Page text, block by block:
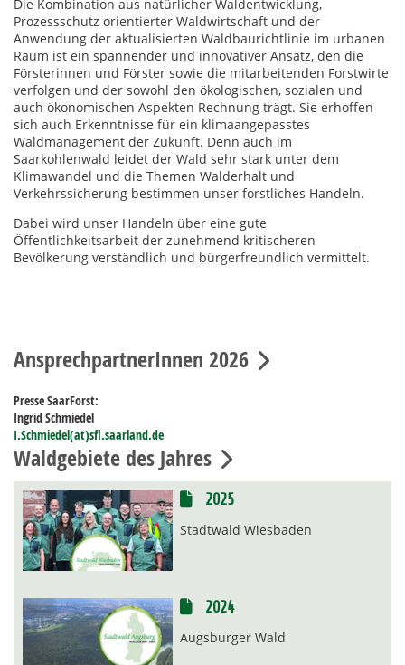
Die Kombination aus natürlicher Waldentwicklung,
Prozessschutz orientierter Waldwirtschaft und der
Anwendung der aktualisierten Waldbaurichtlinie im urbanen
Raum ist ein spannender und innovativer Ansatz, den die
Försterinnen und Förster sowie die mitarbeitenden Forstwirte
verfolgen und der sowohl den ökologischen, sozialen und
auch ökonomischen Aspekten Rechnung trägt. Sie erhoffen
sich auch Erkenntnisse für ein klimaangepasstes
Waldmanagement der Zukunft. Denn auch im
Saarkohlenwald leidet der Wald sehr stark unter dem
Klimawandel und die Themen Walderhalt und
Verkehrssicherung bestimmen unser forstliches Handeln.
Dabei wird unser Handeln über eine gute
Öffentlichkeitsarbeit der zunehmend kritischeren
Bevölkerung verständlich und bürgerfreundlich vermittelt.
AnsprechpartnerInnen 2026
Presse SaarForst:
Ingrid Schmiedel
I.Schmiedel(at)sfl.saarland.de
Waldgebiete des Jahres
2025
Stadtwald Wiesbaden
2024
Augsburger Wald